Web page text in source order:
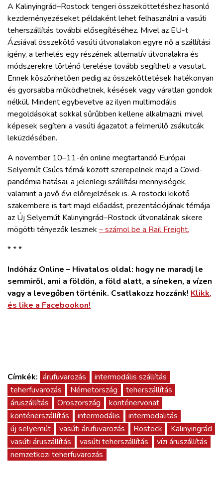
A Kalinyingrád–Rostock tengeri összeköttetéshez hasonló
kezdeményezéseket példaként lehet felhasználni a vasúti
teherszállítás további elősegítéséhez. Mivel az EU-t
Ázsiával összekötő vasúti útvonalakon egyre nő a szállítási
igény, a terhelés egy részének alternatív útvonalakra és
módszerekre történő terelése tovább segítheti a vasutat.
Ennek köszönhetően pedig az összeköttetések hatékonyan
és gyorsabba működhetnek, késések vagy váratlan gondok
nélkül. Mindent egybevetve az ilyen multimodális
megoldásokat sokkal sűrűbben kellene alkalmazni, mivel
képesek segíteni a vasúti ágazatot a felmerülő zsákutcák
leküzdésében.
A november 10–11-én online megtartandó Európai
Selyemút Csúcs témái között szerepelnek majd a Covid-
pandémia hatásai, a jelenlegi szállítási mennyiségek,
valamint a jövő évi előrejelzések is. A rostocki kikötő
szakembere is tart majd előadást, prezentációjának témája
az Új Selyemút Kalinyingrád–Rostock útvonalának sikere
mögötti tényezők lesznek – számol be a Rail Freight.
* * *
Indóház Online – Hivatalos oldal: hogy ne maradj le
semmiről, ami a földön, a föld alatt, a síneken, a vízen
vagy a levegőben történik. Csatlakozz hozzánk! Klikk,
és like a Facebookon!
Címkék: árufuvarozás
intermodális szállítás
teherfuvarozás
Németország
teherszállítás
áruszállítás
Oroszország
konténervonat
konténerszállítás
intermodális
intermodalitás
új selyemút
vasúti árufuvarozás Rostock
Kalinyingrád
vasúti áruszállítás
vasúti teherszállítás
vízi áruszállítás
nemzetközi teherfuvarozás